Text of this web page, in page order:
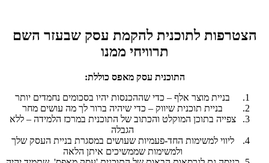
הצטרפות לתוכנית להקמת עסק שבעזר השם
תרוויחי ממנו
התוכנית עסק מאפס כוללת:
בניית מוצר אלף – כדי שההכנסות יהיו בסכומים נחמדים יותר
בניית תוכנית שיווק – כדי שיהיה ברור לך מה עושים מחר
צפייה בתוכן המוקלט והכתוב של התוכנית במרכז הלמידה – ללא
הגבלה
ליווי למשימות החד-פעמיות שעושים במסגרת בניית העסק שלך
ולמשימות שממשיכים איתן הלאה